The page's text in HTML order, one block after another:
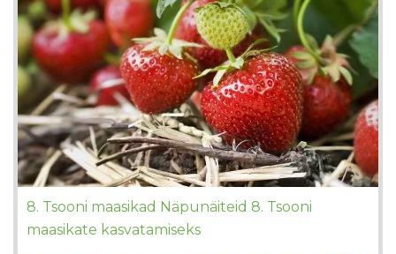
8. Tsooni maasikad Näpunäiteid 8. Tsooni
maasikate kasvatamiseks